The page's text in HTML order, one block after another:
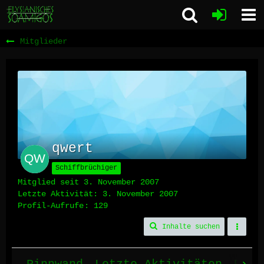
Mitglieder
qwert
Schiffbrüchiger
Mitglied seit 3. November 2007
Letzte Aktivität: 3. November 2007
Profil-Aufrufe
129
Inhalte suchen